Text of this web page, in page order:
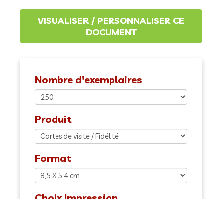
Nombre d'exemplaires
Produit
Format